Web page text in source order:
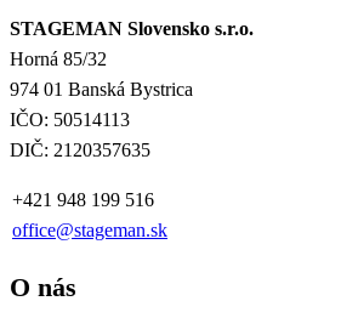
STAGEMAN Slovensko s.r.o.
Horná 85/32
974 01 Banská Bystrica
IČO: 50514113
DIČ: 2120357635
+421 948 199 516
office@stageman.sk
O nás